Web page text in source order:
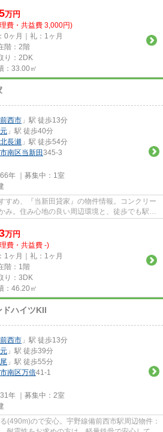
万円
費・共益費 3,000円)
0ヶ月｜礼：1ヶ月
階：2階
り：2DK
：33.00㎡
西市 」駅 徒歩13分
」駅 徒歩40分
北長瀬 」駅 徒歩54分
南区当新田345-3
年 ｜募集中： 1室
すめ、『当新田貸家』の物件情報。コンクリー
み。住み心地の良い周辺環境と、徒歩でも駅ま
万円
費・共益費 -)
1ヶ月｜礼：1ヶ月
階：1階
り：3DK
：46.20㎡
ドハイツKII
西市 」駅 徒歩13分
」駅 徒歩39分
」駅 徒歩55分
南区万倍41-1
年 ｜募集中： 2室
(490m)ので安心。宇野線備前西市駅周辺物件：